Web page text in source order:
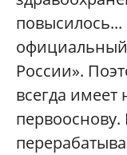
повысилось...
России».
всегда
первооснову.